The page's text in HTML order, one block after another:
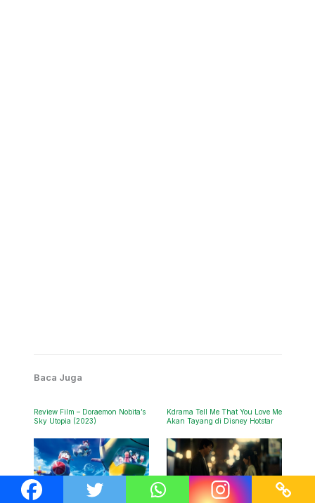
Baca Juga
Review Film – Doraemon Nobita’s
Sky Utopia (2023)
Kdrama Tell Me That You Love Me
Akan Tayang di Disney Hotstar